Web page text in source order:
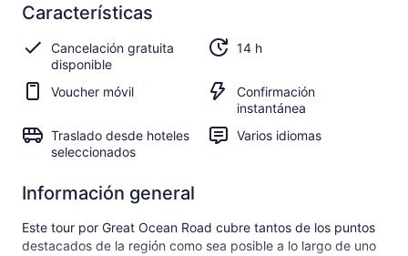
9.89.8 de 10
Excepcional
Ver las
24
opiniones
de Viator
Características
Cancelación gratuita
disponible
14 h
Voucher móvil
Confirmación
instantánea
Traslado desde hoteles
seleccionados
Varios idiomas
Información general
Este tour por Great Ocean Road cubre tantos de los puntos
destacados de la región como sea posible a lo largo de uno